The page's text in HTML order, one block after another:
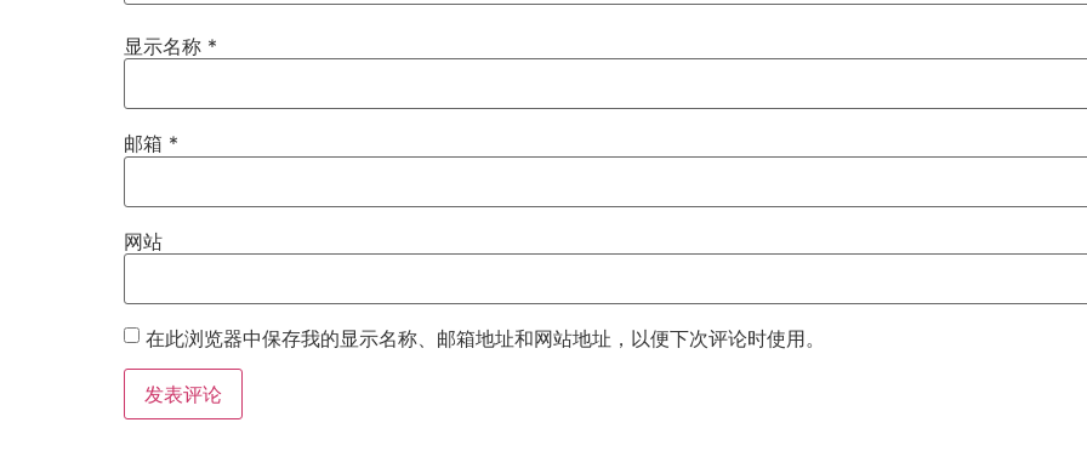
显示名称 *
邮箱 *
网站
在此浏览器中保存我的显示名称、邮箱地址和网站地址，以便下次评论时使用。